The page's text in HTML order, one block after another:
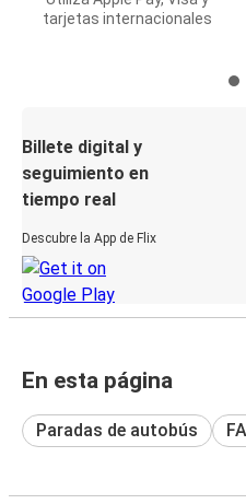
tarjetas internacionales
Billete digital y
seguimiento en
tiempo real
Descubre la App de Flix
En esta página
Paradas de autobús